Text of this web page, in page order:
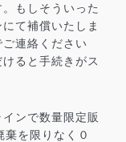
にお届けする商
ので、どうして
すが、できる
きるように人
もしそういった
て補償いたしま
連絡ください
ると手続きがス
ンで数量限定販
を限りなく０